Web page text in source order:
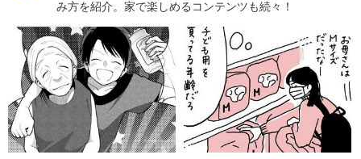
み方を紹介。家で楽しめるコンテンツも続々！